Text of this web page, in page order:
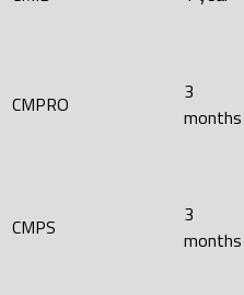
CMPRO
3
months
CMPS
3
months